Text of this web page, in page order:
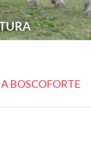
BOSCOFORTE